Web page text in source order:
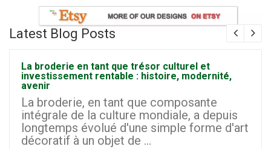
Latest Blog Posts
La broderie en tant que trésor culturel et
investissement rentable : histoire, modernité,
avenir
La broderie, en tant que composante
intégrale de la culture mondiale, a depuis
longtemps évolué d'une simple forme d'art
décoratif à un objet de ...